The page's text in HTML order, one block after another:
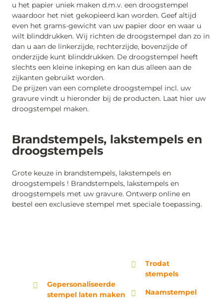
u het papier uniek maken d.m.v. een droogstempel
waardoor het niet gekopieerd kan worden. Geef altijd
even het grams-gewicht van uw papier door en waar u
wilt blinddrukken. Wij richten de droogstempel dan zo in
dan u aan de linkerzijde, rechterzijde, bovenzijde of
onderzijde kunt blinddrukken. De droogstempel heeft
slechts een kleine inkeping en kan dus alleen aan de
zijkanten gebruikt worden.
De prijzen van een complete droogstempel incl. uw
gravure vindt u hieronder bij de producten. Laat hier uw
droogstempel maken.
Brandstempels, lakstempels en
droogstempels
Grote keuze in brandstempels, lakstempels en
droogstempels ! Brandstempels, lakstempels en
droogstempels met uw gravure. Ontwerp online en
bestel een exclusieve stempel met speciale toepassing.
Gepersonaliseerde
stempel laten maken
Trodat
stempels
Naamstempel